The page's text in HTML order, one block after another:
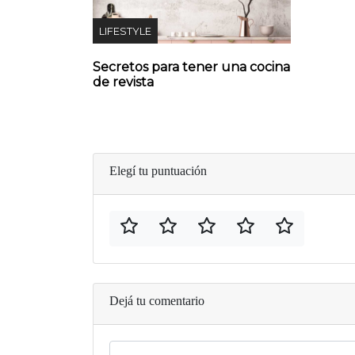
LIFESTYLE
Secretos para tener una cocina
de revista
Elegí tu puntuación
Dejá tu comentario